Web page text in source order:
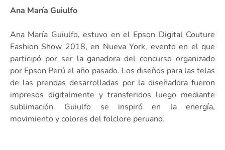
Ana María Guiulfo
Ana María Guiulfo, estuvo en el Epson Digital Couture
Fashion Show 2018, en Nueva York, evento en el que
participó por ser la ganadora del concurso organizado
por Epson Perú el año pasado. Los diseños para las telas
de las prendas desarrolladas por la diseñadora fueron
impresos digitalmente y transferidos luego mediante
sublimación. Guiulfo se inspiró en la energía,
movimiento y colores del folclore peruano.